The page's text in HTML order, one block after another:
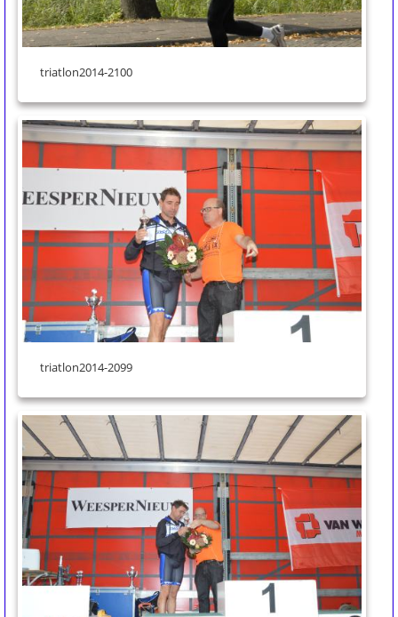
triatlon2014-2100
triatlon2014-2099